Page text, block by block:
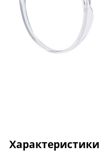
Характеристики